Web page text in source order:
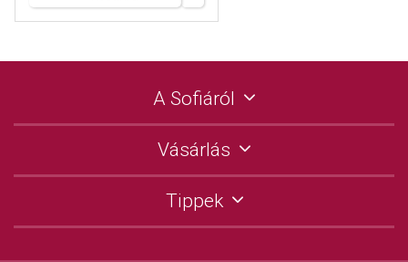
A Sofiáról
Vásárlás
Tippek